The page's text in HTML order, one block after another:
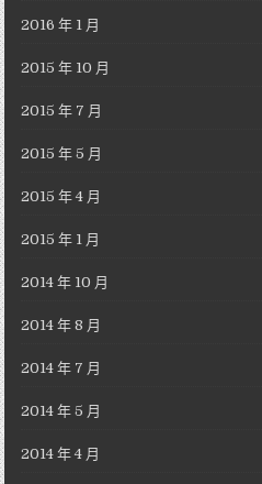
2016 年 1 月
2015 年 10 月
2015 年 7 月
2015 年 5 月
2015 年 4 月
2015 年 1 月
2014 年 10 月
2014 年 8 月
2014 年 7 月
2014 年 5 月
2014 年 4 月